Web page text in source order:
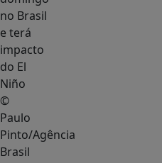
©
Paulo
Pinto/Agência
Brasil